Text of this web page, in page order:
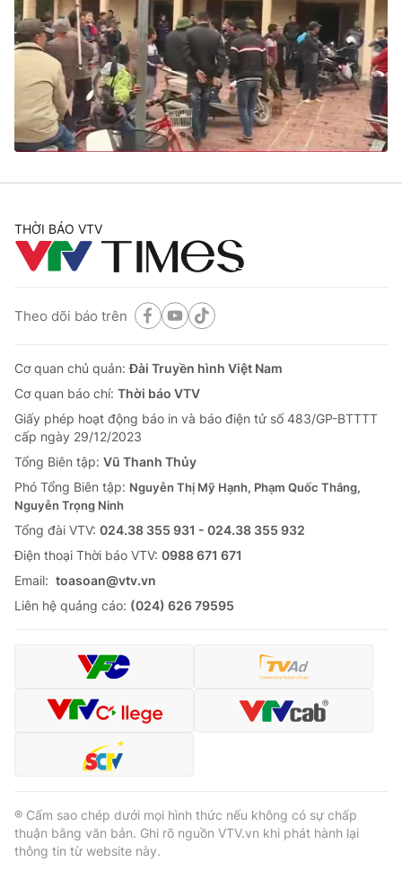
VTV Sức khoẻ Bất động sản
Thị trường 24h Tấm lòng Việt
VTV4 Vươn mình bằng AI
Liên hệ tòa soạn English
Theo dõi báo trên
Cơ quan chủ quản: Đài Truyền hình Việt Nam
Cơ quan báo chí:Thời báo VTV
Giấy phép hoạt động báo in và báo điện tử số 483/GP-BTTTT
cấp ngày 29/12/2023
Tổng Biên tập:Vũ Thanh Thủy
Phó Tổng Biên tập: Nguyễn Thị Mỹ Hạnh, Phạm Quốc Thắng,
Ðiện thoại Thời báo VTV:
Email:toasoan@vtv.vn
Liên hệ quảng cáo:024-7300.7108
THỜI BÁO VTV
Theo dõi báo trên
Cơ quan chủ quản:Đài Truyền hình Việt Nam
Cơ quan báo chí: Thời báo VTV
Giấy phép hoạt động báo in và báo điện tử số 483/GP-BTTTT
cấp ngày 29/12/2023
Tổng Biên tập: Vũ Thanh Thủy
Phó Tổng Biên tập: Nguyễn Thị Mỹ Hạnh, Phạm Quốc Thắng,
Nguyễn Trọng Ninh
Tổng đài VTV: 024.38 355 931 - 024.38 355 932
Ðiện thoại Thời báo VTV: 0988 671 671
Email: toasoan@vtv.vn
Liên hệ quảng cáo: (024) 626 79595
® Cấm sao chép dưới mọi hình thức nếu không có sự chấp
thuận bằng văn bản. Ghi rõ nguồn VTV.vn khi phát hành lại
thông tin từ website này.